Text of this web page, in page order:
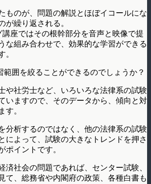
ものが、問題の解説とほぼイコールにな
が繰り返される。
座ではその根幹部分を音声と映像で提
な組み合わせで、効果的な学習ができる
。
囲を絞ることができるのでしょうか？
や社労士など、いろいろな法律系の試験
いますので、そのデータから、傾向と対
す。
分析するのではなく、他の法律系の試験
によって、試験の大きなトレンドを押さ
ポイントです。
済社会の問題であれば、センター試験、
て、総務省や内閣府の政策、各種白書も